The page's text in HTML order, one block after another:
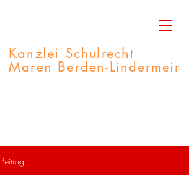
Kanzlei Schulrecht
Maren Berden-Lindermeir
Beitrag